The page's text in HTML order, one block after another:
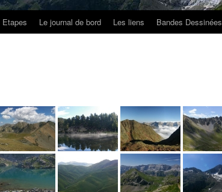
Etapes Le journal de bord Les liens Bandes Dessinées